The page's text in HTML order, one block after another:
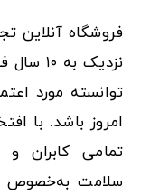
فروشگاه آنلاین
نزدیک
امروز باشد. با
تمامی کابران
سلامت به‌خصوص